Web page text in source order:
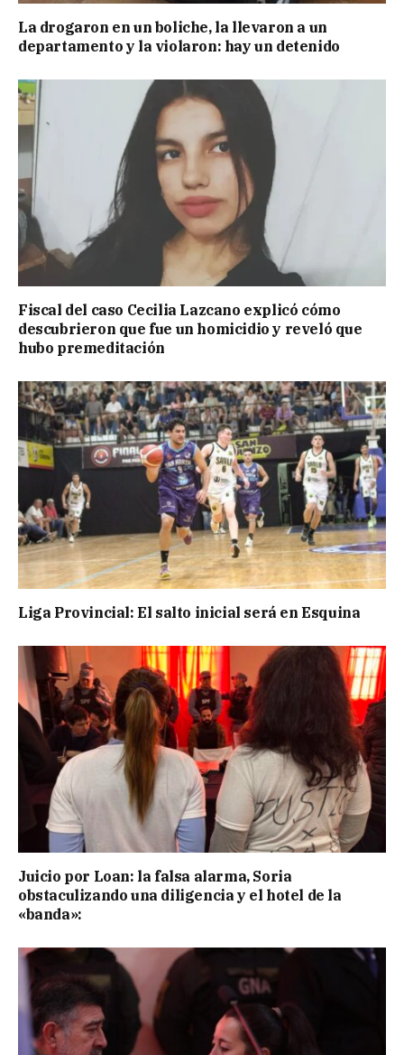
La drogaron en un boliche, la llevaron a un
departamento y la violaron: hay un detenido
Fiscal del caso Cecilia Lazcano explicó cómo
descubrieron que fue un homicidio y reveló que
hubo premeditación
Liga Provincial: El salto inicial será en Esquina
Juicio por Loan: la falsa alarma, Soria
obstaculizando una diligencia y el hotel de la
«banda»: